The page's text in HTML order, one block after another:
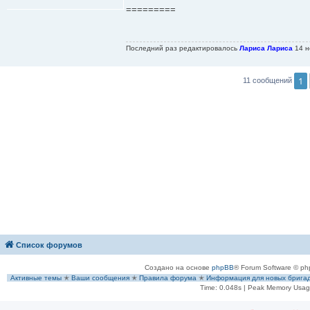
о
н
и
=========
Последний раз редактировалосьЛариса Лариса 14
11 сообщений 1
Список форумов
Создано на основе phpBB® Forum Software ©
Активные темы ✭ Ваши сообщения ✭ Правила форума ✭ Информация для новых
Time: 0.048s| Peak Memory